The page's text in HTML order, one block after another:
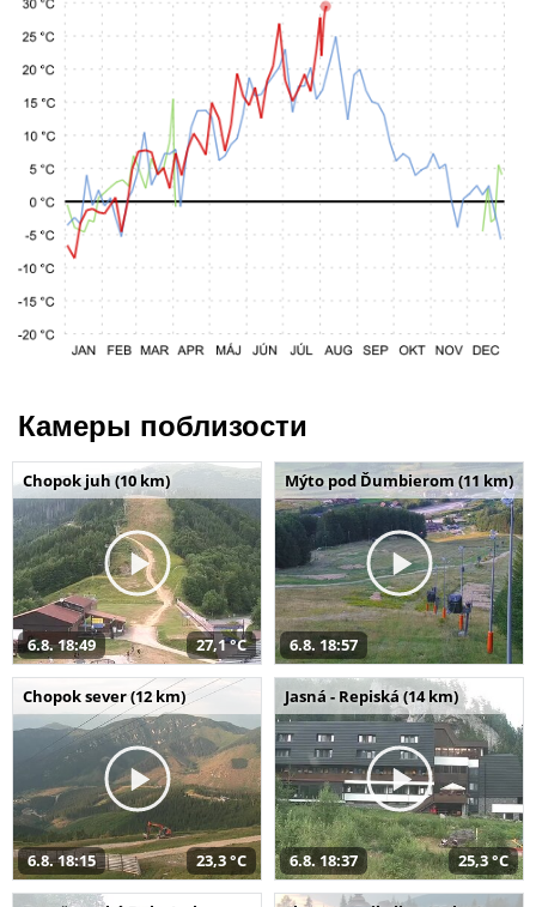
Камеры поблизости
Chopok juh (10 km)
6.8. 18:49 27,1 °C
Mýto pod Ďumbierom (11 km)
6.8. 18:57
Chopok sever (12 km)
6.8. 18:15 23,3 °C
Jasná - Repiská (14 km)
6.8. 18:37 25,3 °C